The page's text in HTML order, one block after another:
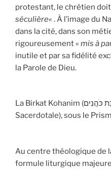
protestant, le chrétien doit
séculière« . À l’image du
dans la cité, dans son
rigoureusement « mis à
inutile et par sa fidélité
la Parole de Dieu.
La Birkat Kohanim (בִּרְכַּת כֹּהֲנִים – La Bénédiction
Sacerdotale), sous le
Au centre théologique de
formule liturgique